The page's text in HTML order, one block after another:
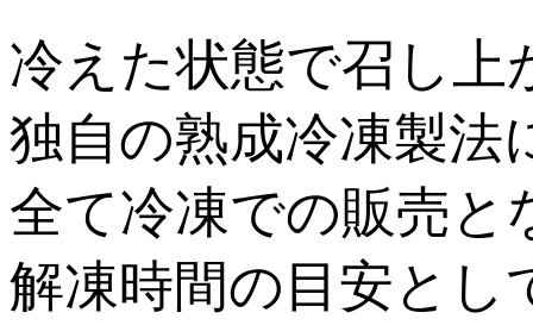
冷えた状態で召し
独自の熟成冷凍製法
全て冷凍での販売と
解凍時間の目安とし